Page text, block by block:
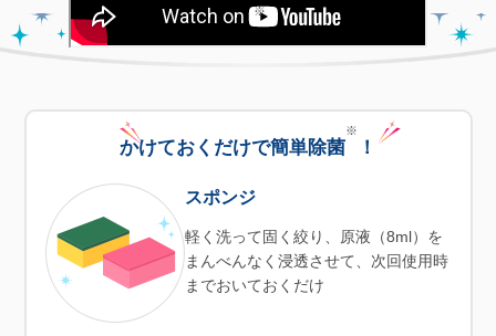
スポンジ除菌
※
もできる！
かけておくだけで簡単除菌
※
！
スポンジ
軽く洗って固く絞り、原液（8ml）を
まんべんなく浸透させて、次回使用時
までおいておくだけ